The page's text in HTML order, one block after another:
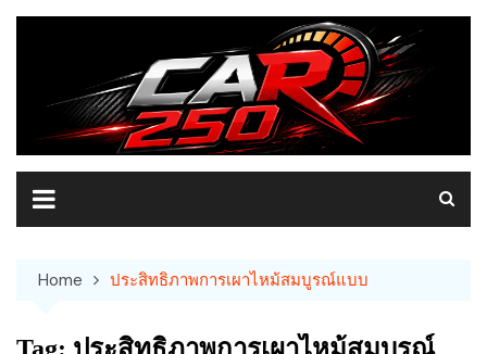
Skip
Home ประสิทธิภาพการเผาไหม้สมบูรณ์แบบ